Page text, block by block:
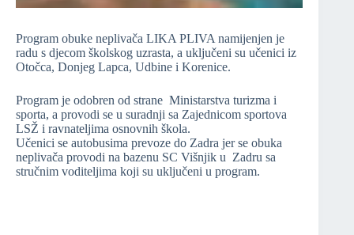
Program obuke neplivača LIKA PLIVA namijenjen je
radu s djecom školskog uzrasta, a uključeni su učenici iz
Otočca, Donjeg Lapca, Udbine i Korenice.
Program je odobren od strane Ministarstva turizma i
sporta, a provodi se u suradnji sa Zajednicom sportova
LSŽ i ravnateljima osnovnih škola.
Učenici se autobusima prevoze do Zadra jer se obuka
neplivača provodi na bazenu SC Višnjik u Zadru sa
stručnim voditeljima koji su uključeni u program.